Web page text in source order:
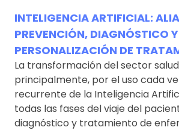
INTELIGENCIA ARTIFICIAL:
PREVENCIÓN, DIAGNÓSTICO Y
PERSONALIZACIÓN DE
La transformación del sector
principalmente, por el uso cada
recurrente de la Inteligencia
todas las fases del viaje del
diagnóstico y tratamiento de